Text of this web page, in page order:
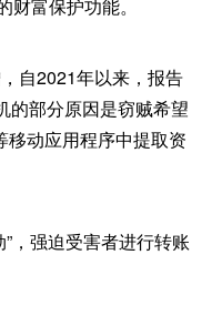
富保护功能。
自2021年以来，报告
的部分原因是窃贼希望
动应用程序中提取资
，强迫受害者进行转账